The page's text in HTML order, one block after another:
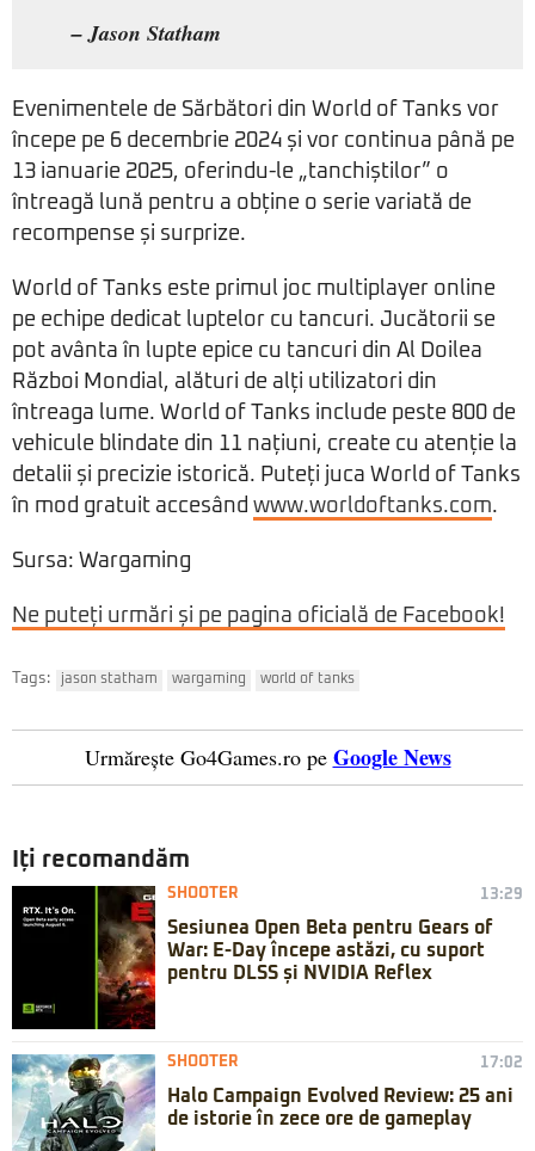
– Jason Statham
Evenimentele de Sărbători din World of Tanks vor
începe pe 6 decembrie 2024 și vor continua până pe
13 ianuarie 2025, oferindu-le „tanchiștilor” o
întreagă lună pentru a obține o serie variată de
recompense și surprize.
World of Tanks este primul joc multiplayer online
pe echipe dedicat luptelor cu tancuri. Jucătorii se
pot avânta în lupte epice cu tancuri din Al Doilea
Război Mondial, alături de alți utilizatori din
întreaga lume. World of Tanks include peste 800 de
vehicule blindate din 11 națiuni, create cu atenție la
detalii și precizie istorică. Puteți juca World of Tanks
în mod gratuit accesând www.worldoftanks.com.
Sursa: Wargaming
Ne puteți urmări și pe pagina oficială de Facebook!
Tags: jason statham wargaming world of tanks
Urmărește Go4Games.ro pe Google News
Iți recomandăm
SHOOTER 13:29
Sesiunea Open Beta pentru Gears of
War: E-Day începe astăzi, cu suport
pentru DLSS și NVIDIA Reflex
SHOOTER 17:02
Halo Campaign Evolved Review: 25 ani
de istorie în zece ore de gameplay